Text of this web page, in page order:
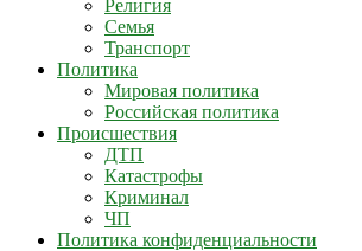
Религия
Семья
Транспорт
Политика
Мировая политика
Российская политика
Происшествия
ДТП
Катастрофы
Криминал
ЧП
Политика конфиденциальности